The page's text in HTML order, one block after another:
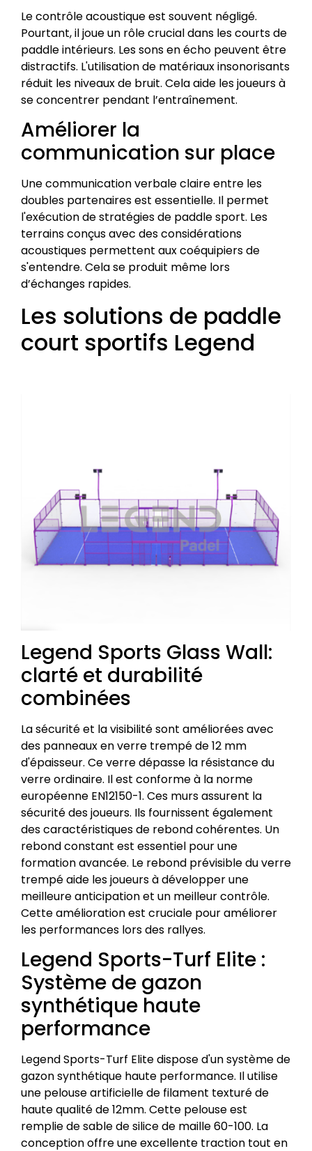
Le contrôle acoustique est souvent négligé.
Pourtant, il joue un rôle crucial dans les courts de
paddle intérieurs. Les sons en écho peuvent être
distractifs. L'utilisation de matériaux insonorisants
réduit les niveaux de bruit. Cela aide les joueurs à
se concentrer pendant l’entraînement.
Améliorer la
communication sur place
Une communication verbale claire entre les
doubles partenaires est essentielle. Il permet
l'exécution de stratégies de paddle sport. Les
terrains conçus avec des considérations
acoustiques permettent aux coéquipiers de
s'entendre. Cela se produit même lors
d’échanges rapides.
Les solutions de paddle
court sportifs Legend
Legend Sports Glass Wall:
clarté et durabilité
combinées
La sécurité et la visibilité sont améliorées avec
des panneaux en verre trempé de 12 mm
d'épaisseur. Ce verre dépasse la résistance du
verre ordinaire. Il est conforme à la norme
européenne EN12150-1. Ces murs assurent la
sécurité des joueurs. Ils fournissent également
des caractéristiques de rebond cohérentes. Un
rebond constant est essentiel pour une
formation avancée. Le rebond prévisible du verre
trempé aide les joueurs à développer une
meilleure anticipation et un meilleur contrôle.
Cette amélioration est cruciale pour améliorer
les performances lors des rallyes.
Legend Sports-Turf Elite :
Système de gazon
synthétique haute
performance
Legend Sports-Turf Elite dispose d'un système de
gazon synthétique haute performance. Il utilise
une pelouse artificielle de filament texturé de
haute qualité de 12mm. Cette pelouse est
remplie de sable de silice de maille 60-100. La
conception offre une excellente traction tout en